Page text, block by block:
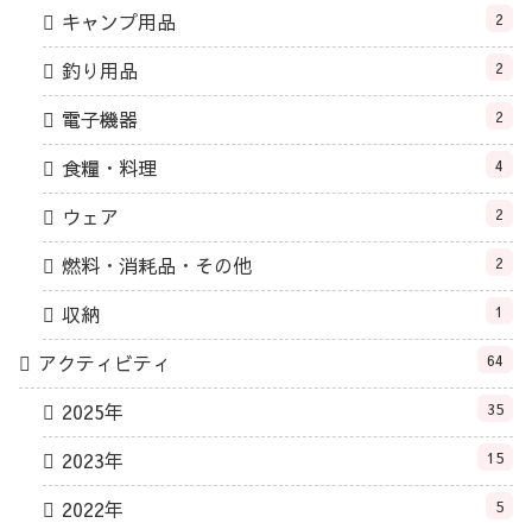
キャンプ用品 2
釣り用品 2
電子機器 2
食糧・料理 4
ウェア 2
燃料・消耗品・その他 2
収納 1
アクティビティ 64
2025年 35
2023年 15
2022年 5